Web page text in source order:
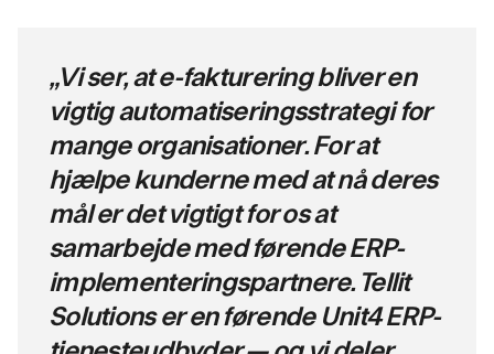
„Vi ser, at e-fakturering bliver en
vigtig automatiseringsstrategi for
mange organisationer. For at
hjælpe kunderne med at nå deres
mål er det vigtigt for os at
samarbejde med førende ERP-
implementeringspartnere. Tellit
Solutions er en førende Unit4 ERP-